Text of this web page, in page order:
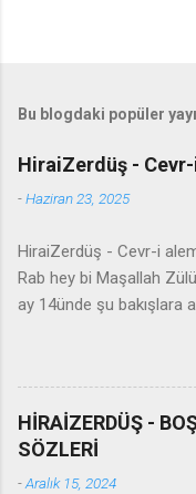
Bu blogdaki popüler
HiraiZerdüş -
-Haziran 23, 2025
HiraiZerdüş - Cevr-i
Rab hey bi Maşallah
ay 14ünde şu bakışlara
Anlamazlar bu
canım burdan gidelim -
zindegî bê tu leyla
zerdî xezen Leyla xetey
HİRAİZERDÜŞ -
SÖZLERİ
-Aralık 15, 2024